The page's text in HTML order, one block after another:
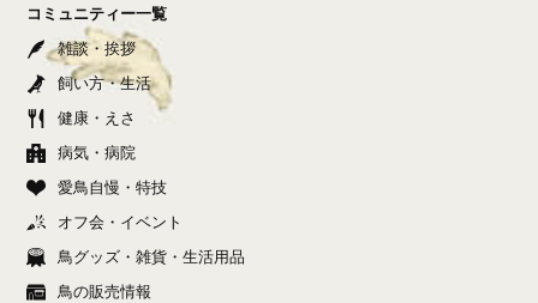
コミュニティー一覧
雑談・挨拶
飼い方・生活
健康・えさ
病気・病院
愛鳥自慢・特技
オフ会・イベント
鳥グッズ・雑貨・生活用品
鳥の販売情報